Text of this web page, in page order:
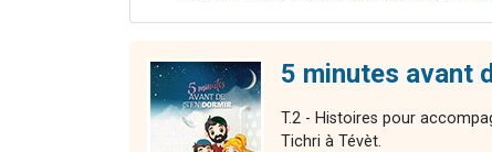
5 minutes avant
T.2 - Histoires pour
Tichri à Tévèt.